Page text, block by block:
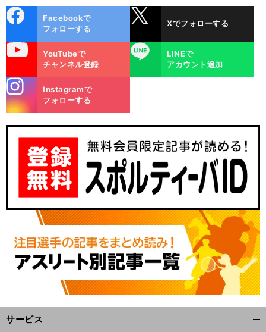
ok
Facebookで
フォローする
Xでフォローする
YouTubeで
チャンネル登録
LINE
LINEで
アカウント追加
m
Instagramで
フォローする
サービス